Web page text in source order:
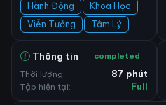
Hành Động
Khoa Học
Viễn Tưởng
Tâm Lý
Thông tin completed
Thời lượng:
87 phút
Tập hiện tại:
Full